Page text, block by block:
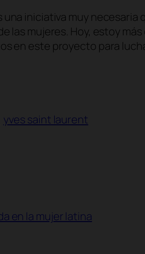
una iniciativa muy
las mujeres. Hoy, estoy
en este proyecto para
yves saint laurent
en la mujer latina